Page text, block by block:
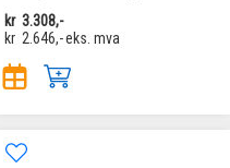
kr 3.308,-
kr 2.646,-eks. mva